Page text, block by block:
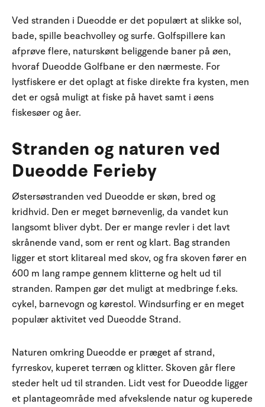
Ved stranden i Dueodde er det populært at slikke sol,
bade, spille beachvolley og surfe. Golfspillere kan
afprøve flere, naturskønt beliggende baner på øen,
hvoraf Dueodde Golfbane er den nærmeste. For
lystfiskere er det oplagt at fiske direkte fra kysten, men
det er også muligt at fiske på havet samt i øens
fiskesøer og åer.
Stranden og naturen ved
Dueodde Ferieby
Østersøstranden ved Dueodde er skøn, bred og
kridhvid. Den er meget børnevenlig, da vandet kun
langsomt bliver dybt. Der er mange revler i det lavt
skrånende vand, som er rent og klart. Bag stranden
ligger et stort klitareal med skov, og fra skoven fører en
600 m lang rampe gennem klitterne og helt ud til
stranden. Rampen gør det muligt at medbringe f.eks.
cykel, barnevogn og kørestol. Windsurfing er en meget
populær aktivitet ved Dueodde Strand.
Naturen omkring Dueodde er præget af strand,
fyrreskov, kuperet terræn og klitter. Skoven går flere
steder helt ud til stranden. Lidt vest for Dueodde ligger
et plantageområde med afvekslende natur og kuperede